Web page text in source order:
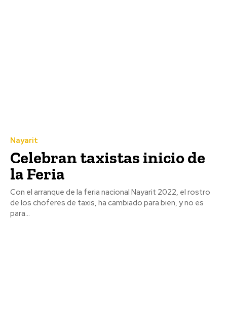
Nayarit
Celebran taxistas inicio de
la Feria
Con el arranque de la feria nacional Nayarit 2022, el rostro
de los choferes de taxis, ha cambiado para bien, y no es
para...